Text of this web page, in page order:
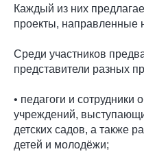
Каждый из них
проекты, направленные
Среди участников
представители разных
• педагоги и сотрудники
учреждений,
детских садов, а также
детей и молодёжи;